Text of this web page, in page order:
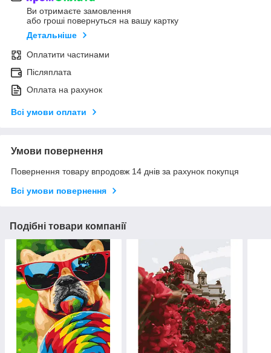
Ви отримаєте замовлення
або гроші повернуться на вашу картку
Детальніше
Оплатити частинами
Післяплата
Оплата на рахунок
Всі умови оплати
Умови повернення
Повернення товару впродовж 14 днів за рахунок покупця
Всі умови повернення
Подібні товари компанії